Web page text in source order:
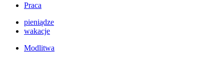
Praca
pieniądze
wakacje
Modlitwa